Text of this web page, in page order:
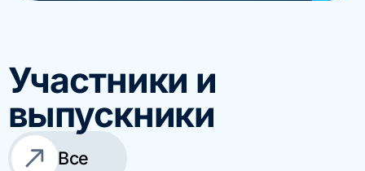
Участники и
выпускники
Все